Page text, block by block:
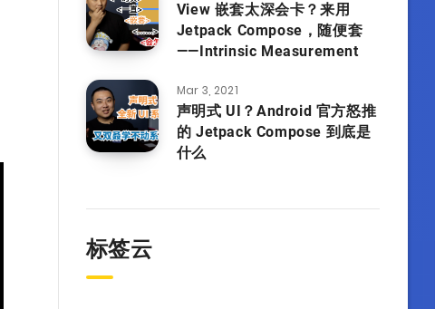
View 嵌套太深会卡？来用
Jetpack Compose，随便套
——Intrinsic Measurement
Mar 3, 2021
声明式 UI？Android 官方怒推
的 Jetpack Compose 到底是
什么
标签云